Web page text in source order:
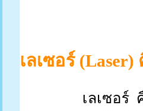
เลเซอร์ (Laser)
เลเซอร์ คือกร